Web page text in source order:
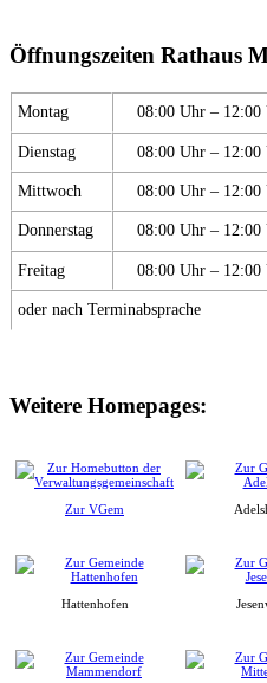
Öffnungszeiten Rathaus
Montag 08:00 Uhr – 12:00
Dienstag 08:00 Uhr – 12:00
Mittwoch 08:00 Uhr – 12:00
Donnerstag 08:00 Uhr – 12:00
Freitag 08:00 Uhr – 12:00
oder nach Terminabsprache
Weitere Homepages:
Zur VGem
Hattenhofen